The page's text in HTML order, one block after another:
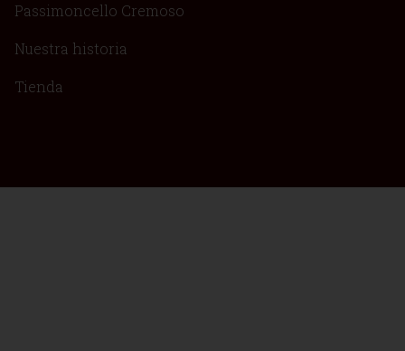
Passimoncello Cremoso
Nuestra historia
Tienda